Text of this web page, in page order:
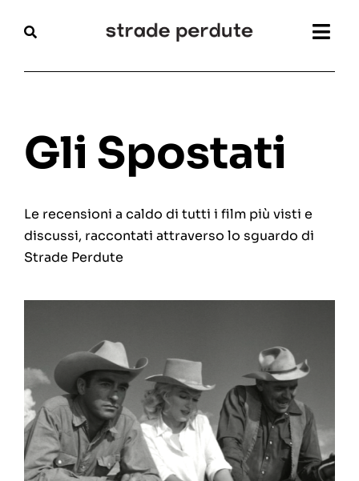
Magazine
Interviste
Chi siamo
Gli Spostati
Le recensioni a caldo di tutti i film più visti e
discussi, raccontati attraverso lo sguardo di
Strade Perdute